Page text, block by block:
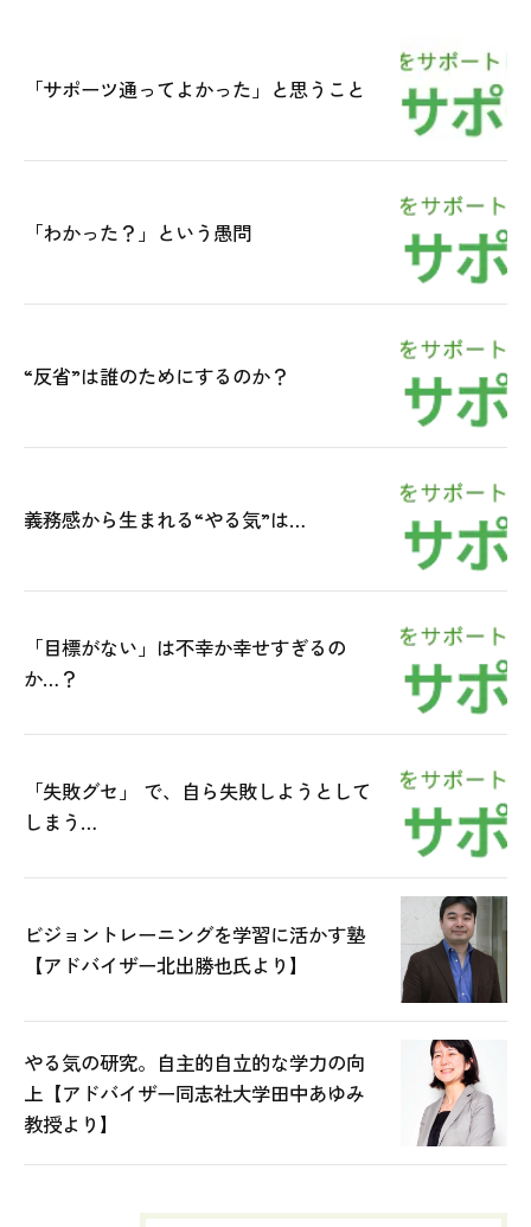
「サポーツ通ってよかった」と思うこと
「わかった？」という愚問
“反省”は誰のためにするのか？
義務感から生まれる“やる気”は…
「目標がない」は不幸か幸せすぎるの
か…？
「失敗グセ」 で、自ら失敗しようとして
しまう…
ビジョントレーニングを学習に活かす塾
【アドバイザー北出勝也氏より】
やる気の研究。自主的自立的な学力の向
上【アドバイザー同志社大学田中あゆみ
教授より】